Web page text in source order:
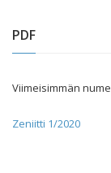
PDF
Viimeisimmän
Zeniitti 1/2020